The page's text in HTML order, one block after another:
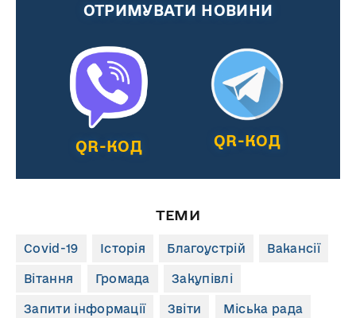
ОТРИМУВАТИ НОВИНИ
QR-КОД QR-КОД
ТЕМИ
Covid-19 Історія Благоустрій Вакансії
Вітання Громада Закупівлі
Запити інформації Звіти Міська рада